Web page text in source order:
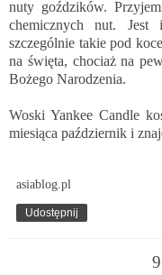
nuty goździków.
chemicznych nut. Jest
szczególnie takie pod
na święta, chociaż na
Bożego Narodzenia.
WoskiYankee Candle
miesiąca październik i
asiablog.pl
Udostępnij